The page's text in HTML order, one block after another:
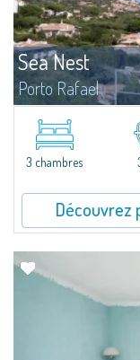
Sea Nest
Porto Rafael
New acquisition:
featuring a private
charm and tranquillity
3 chambres
Découvrez